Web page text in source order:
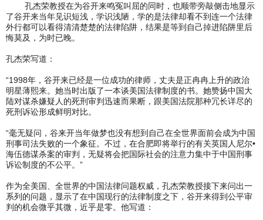
孔杰荣教授在为谷开来鸣冤叫屈的同时，也顺带旁敲侧击地显示
了谷开来当年见识短浅，学识浅陋，学的是法律却看不到连一个法律
外行都可以看得清清楚楚的法律陷阱，结果是等到自己掉进陷阱里后
悔莫及，为时已晚。
孔杰荣写道：
“1998年，谷开来已经是一位成功的律师，丈夫是正冉冉上升的政治
明星薄熙来。她当时出版了一本谈美国法律制度的书。她赞扬中国大
陆对谋杀嫌疑人的死刑审判迅速而果断，跟美国法院那种冗长详尽的
死刑诉讼形成鲜明对比。
“毫无疑问，谷来开当年做梦也没有想到自己在全世界面前会成为中国
刑事司法失败的一个象征。不过，在合肥即将举行的有关英国人尼尔•
海伍德谋杀案的审判，无疑将会把国际社会的注意力集中于中国刑事
诉讼制度的不公平。”
作为全美国、全世界的中国法律问题权威，孔杰荣教授接下来问出一
系列的问题，显示了在中国现行的法律制度之下，谷开来得到公平审
判的机会微乎其微，近乎是零。他写道：